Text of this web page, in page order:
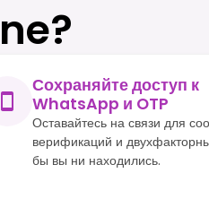
Сохраняйте доступ к
WhatsApp и OTP
Оставайтесь на связи для
верификаций и
бы вы ни находились.